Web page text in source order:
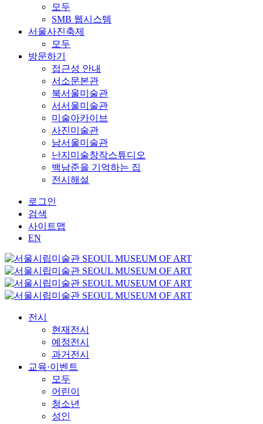
모두
SMB 웹시스템
서울사진축제
모두
방문하기
접근성 안내
서소문본관
북서울미술관
서서울미술관
미술아카이브
사진미술관
남서울미술관
난지미술창작스튜디오
백남준을 기억하는 집
전시해설
로그인
검색
사이트맵
EN
전시
현재전시
예정전시
과거전시
교육·이벤트
모두
어린이
청소년
성인